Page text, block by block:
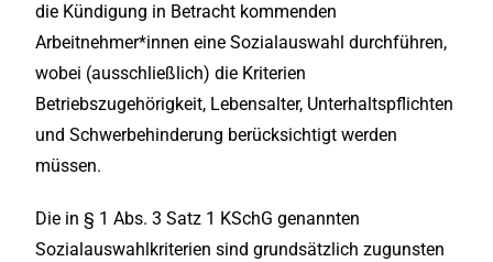
die Kündigung in Betracht kommenden
Arbeitnehmer*innen eine Sozialauswahl durchführen,
wobei (ausschließlich) die Kriterien
Betriebszugehörigkeit, Lebensalter, Unterhaltspflichten
und Schwerbehinderung berücksichtigt werden
müssen.
Die in § 1 Abs. 3 Satz 1 KSchG genannten
Sozialauswahlkriterien sind grundsätzlich zugunsten